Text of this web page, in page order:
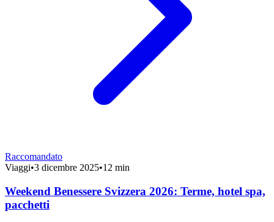
Raccomandato
Viaggi•3 dicembre 2025•12 min
Weekend Benessere Svizzera 2026: Terme, hotel spa,
pacchetti